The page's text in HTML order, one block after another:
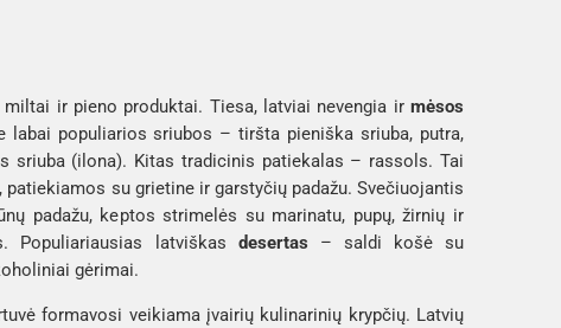
ir pieno produktai. Tiesa, latviai nevengia ir mėsos
populiarios sriubos – tiršta pieniška sriuba, putra,
sriuba (ilona). Kitas tradicinis patiekalas – rassols. Tai
su grietine ir garstyčių padažu. Svečiuojantis
padažu, keptos strimelės su marinatu, pupų, žirnių ir
Populiariausias latviškas desertas – saldi košė su
gėrimai.
formavosi veikiama įvairių kulinarinių krypčių. Latvių